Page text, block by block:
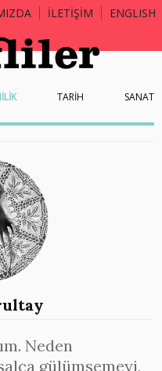
İLETİŞİM ENGLISH
TARİH SANAT
Neden
gülümsemeyi,